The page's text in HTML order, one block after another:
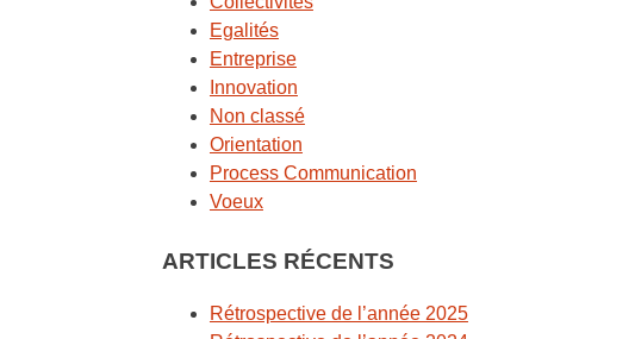
Egalités
Entreprise
Innovation
Non classé
Orientation
Process Communication
Voeux
ARTICLES RÉCENTS
Rétrospective de l’année 2025